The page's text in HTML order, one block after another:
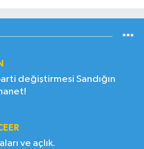
değiştirmesi Sandığın
ve açlık.